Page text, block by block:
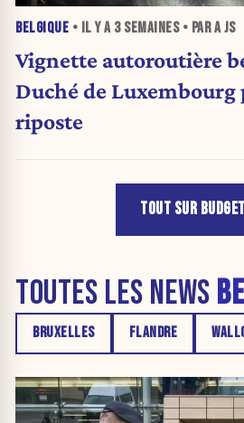
BELGIQUE • IL Y A 3 SEMAINES• PAR A JS
Vignette autoroutière
Duché de Luxembourg
riposte
TOUT SUR BUDGET
TOUTES LES NEWS
BRUXELLES FLANDRE